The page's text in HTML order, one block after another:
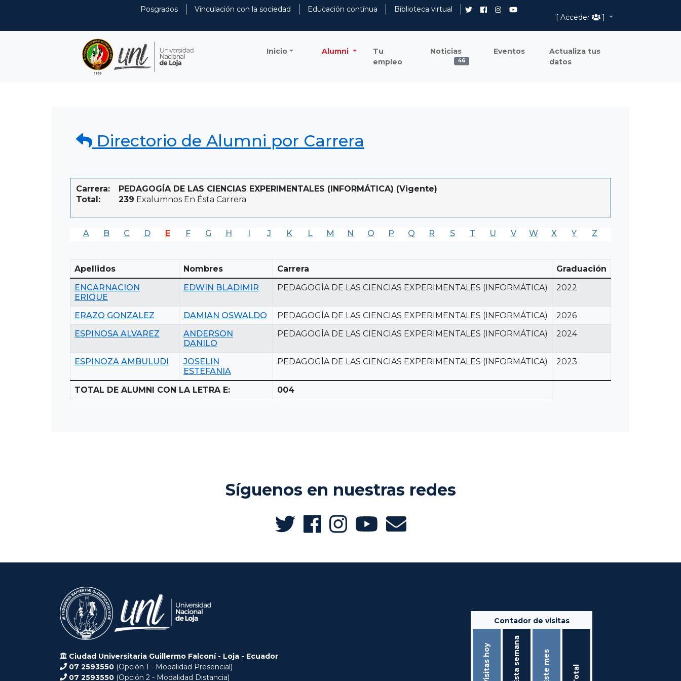
Posgrados Vinculación con la sociedad Educación contínua
Biblioteca virtual
[ Acceder
]
Inicio Alumni
Tu
empleo
Noticias
46
Eventos
Actualiza tus
datos
Directorio de Alumni por Carrera
Carrera:
PEDAGOGÍA DE LAS CIENCIAS EXPERIMENTALES (INFORMÁTICA) (Vigente)
Total:
239 Exalumnos En Ésta Carrera
A B C D E F G H I J K L M N O P Q R S T U V W X Y Z
Apellidos Nombres Carrera
Graduación
ENCARNACION
ERIQUE
EDWIN BLADIMIR PEDAGOGÍA DE LAS CIENCIAS EXPERIMENTALES (INFORMÁTICA) 2022
ERAZO GONZALEZ DAMIAN OSWALDO PEDAGOGÍA DE LAS CIENCIAS EXPERIMENTALES (INFORMÁTICA)
2026
ESPINOSA ALVAREZ
ANDERSON
DANILO
PEDAGOGÍA DE LAS CIENCIAS EXPERIMENTALES (INFORMÁTICA) 2024
ESPINOZA AMBULUDI
JOSELIN
ESTEFANIA
PEDAGOGÍA DE LAS CIENCIAS EXPERIMENTALES (INFORMÁTICA) 2023
TOTAL DE ALUMNI CON LA LETRA E: 004
Síguenos en nuestras redes
Ciudad Universitaria Guillermo Falconí - Loja - Ecuador
07 2593550 (Opción 1 - Modalidad Presencial)
07 2593550 (Opción 2 - Modalidad Distancia)
Contador de visitas
Visitas hoy Ésta semana Éste mes Total